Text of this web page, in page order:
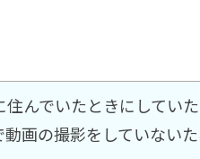
んでいたときにしてい
画の撮影をしていない